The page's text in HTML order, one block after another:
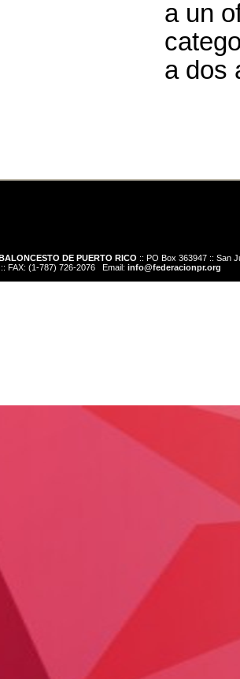
a un
a dos
DE PUERTO RICO :: PO Box 363947 :: San
FAX: (1-787) 726-2076 Email: info@federacionpr.org